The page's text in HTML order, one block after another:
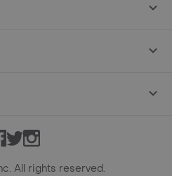
TwitterInstagram
All rights reserved.